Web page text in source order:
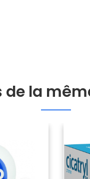
de la